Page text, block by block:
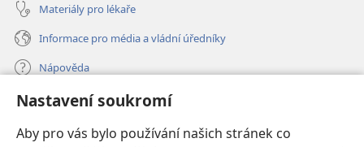
Nastavení soukromí
Aby pro vás bylo používání našich stránek co
Materiály pro lékaře
Informace pro média a vládní úředníky
Nápověda
Dary
nové